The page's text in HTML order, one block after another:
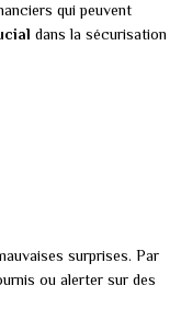
qui peuvent
dans la sécurisation
surprises. Par
ou alerter sur des